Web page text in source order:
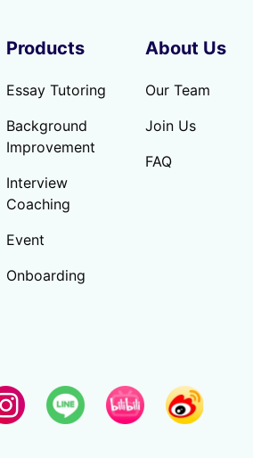
Products
Essay Tutoring
Background
Improvement
Interview
Coaching
Event
Onboarding
About Us
Our Team
Join Us
FAQ